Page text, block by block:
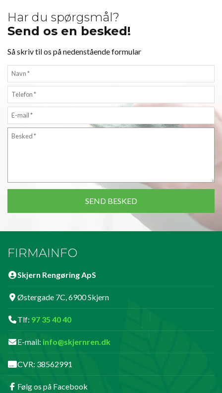
Har du spørgsmål?
Send os en besked!
Så skriv til os på nedenstående formular
FIRMAINFO
Skjern Rengøring ApS
Østergade 7C, 6900 Skjern
Tlf: 97 35 40 40
E-mail: info@skjernren.dk
CVR: 38562991
Følg os på Facebook